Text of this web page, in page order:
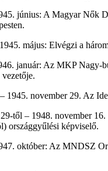
június: A Magyar Nők
május: Elvégzi a
január: Az MKP Nagy-
1945. november 29. Az
től – 1948. november
országgyűlési képviselő.
október: Az MNDSZ